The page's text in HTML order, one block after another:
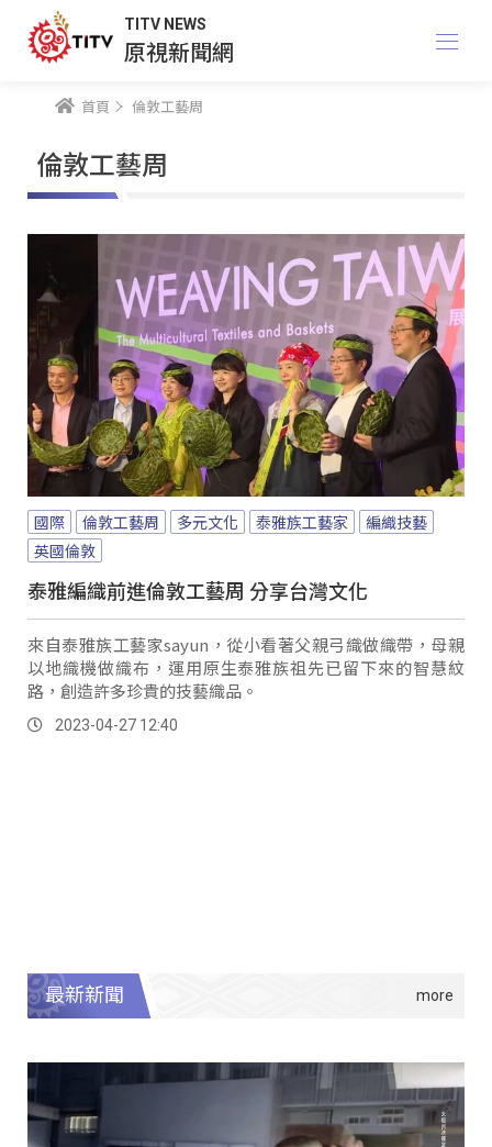
TITV NEWS
原視新聞網
首頁 倫敦工藝周
倫敦工藝周
國際 倫敦工藝周 多元文化 泰雅族工藝家
編織技藝
英國倫敦
泰雅編織前進倫敦工藝周 分享台灣文化
來自泰雅族工藝家sayun，從小看著父親弓織做織帶，母親
以地織機做織布，運用原生泰雅族祖先已留下來的智慧紋
路，創造許多珍貴的技藝織品。
2023-04-27 12:40
最新新聞